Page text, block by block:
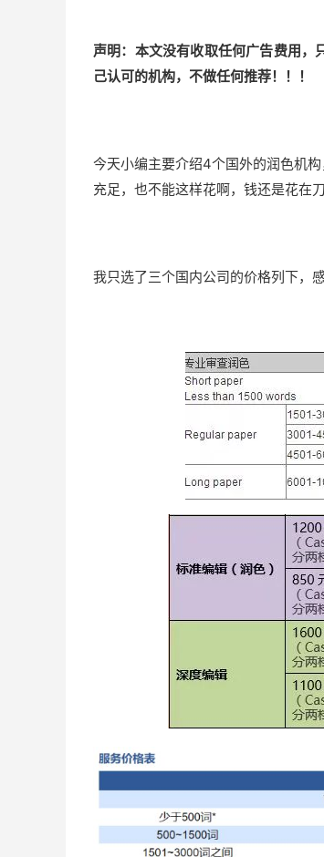
声明：本文没有收取任何广告费用，
己认可的机构，不做任何推荐！！！
今天小编主要介绍4个国外的润色机
充足，也不能这样花啊，钱还是花在刀
我只选了三个国内公司的价格列下，